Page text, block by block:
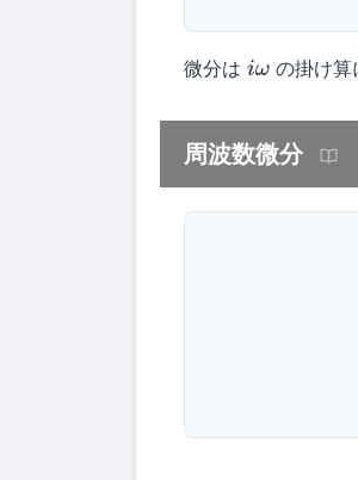
微分は iω の掛け算
周波数微分